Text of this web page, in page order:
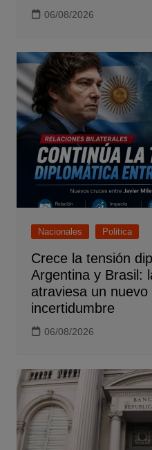
06/08/2026
Nacionales Politica
Crece la tensión
Argentina y Brasil:
atraviesa un
incertidumbre
06/08/2026